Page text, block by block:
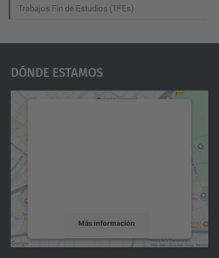
i
ó
Trabajos Fin de Estudios (TFEs)
Dónde Estamos
Más información
Aceptar